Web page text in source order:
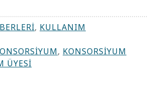
, KULLANIM
, KONSORSIYUM
ÜYESI